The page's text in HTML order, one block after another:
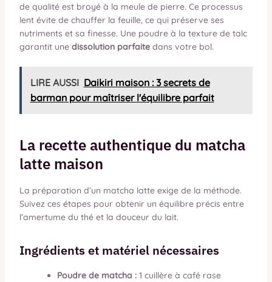
de qualité est broyé à la meule de pierre. Ce processus
lent évite de chauffer la feuille, ce qui préserve ses
nutriments et sa finesse. Une poudre à la texture de talc
garantit une dissolution parfaitedans votre bol.
LIRE AUSSI Daikiri maison : 3 secrets de
barman pour maîtriser l'équilibre parfait
La recette authentique du matcha
latte maison
La préparation d’un matcha latte exige de la méthode.
Suivez ces étapes pour obtenir un équilibre précis entre
l’amertume du thé et la douceur du lait.
Ingrédients et matériel nécessaires
Poudre de matcha :1 cuillère à café rase